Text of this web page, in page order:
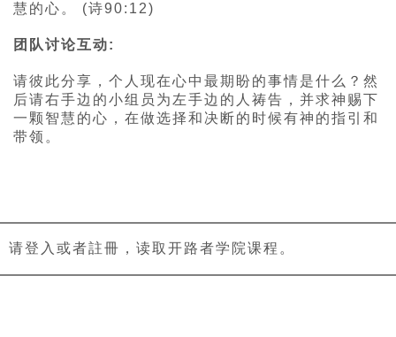
慧的心。 (诗90:12)
团队讨论互动:
请彼此分享，个人现在心中最期盼的事情是什么？然
后请右手边的小组员为左手边的人祷告，并求神赐下
一颗智慧的心，在做选择和决断的时候有神的指引和
带领。
请登入或者註冊，读取开路者学院课程。